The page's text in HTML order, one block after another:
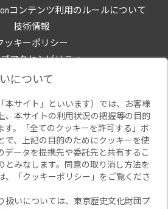
コンテンツ利用のルールについて
技術情報
ッキーポリシー
アクセシビリティ
関連サイト
について
本サイト」といいます）では、お客様
、本サイトの利用状況の把握等の目的
す。「全てのクッキーを許可する」ボ
で、上記の目的のためにクッキーを使
データを提携先や委託先と共有するこ
とみなします。同意の取り消し方法を
、「 クッキーポリシー 」をご覧くださ
いについては、 東京歴史文化財団プ